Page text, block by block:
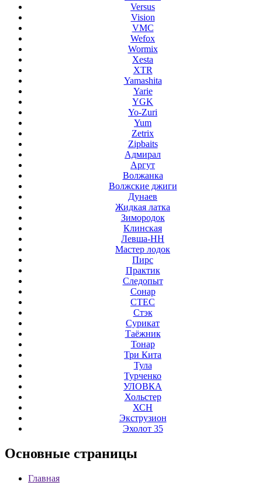
Versus
Vision
VMC
Wefox
Wormix
Xesta
XTR
Yamashita
Yarie
YGK
Yo-Zuri
Yum
Zetrix
Zipbaits
Адмирал
Аргут
Волжанка
Волжские джиги
Дунаев
Жидкая латка
Зимородок
Клинская
Левша-НН
Мастер лодок
Пирс
Практик
Следопыт
Сонар
СТЕС
Стэк
Сурикат
Таёжник
Тонар
Три Кита
Тула
Турченко
УЛОВКА
Хольстер
ХСН
Экструзион
Эхолот 35
Основные страницы
Главная